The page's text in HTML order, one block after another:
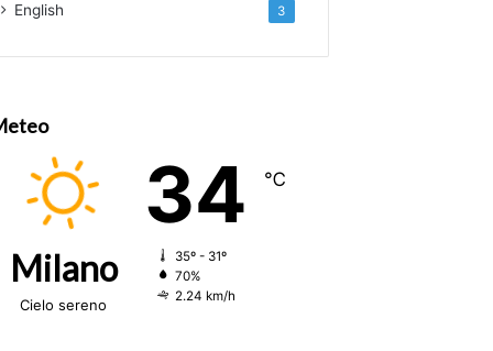
English 3
Milano
Cielo sereno
34 ℃
35º - 31º
70%
2.24 km/h